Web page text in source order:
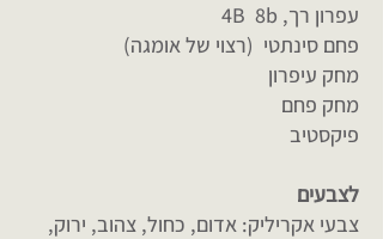
עפרון רך, 4B 8b
פחם סינתטי (רצוי של אומגה)
מחק עיפרון
מחק פחם
פיקסטיב
לצבעים
צבעי אקריליק: אדום, כחול, צהוב, ירוק,